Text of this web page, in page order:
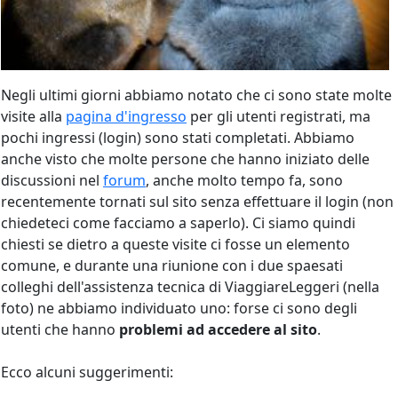
Negli ultimi giorni abbiamo notato che ci sono state molte
visite alla pagina d'ingresso per gli utenti registrati, ma
pochi ingressi (login) sono stati completati. Abbiamo
anche visto che molte persone che hanno iniziato delle
discussioni nel forum, anche molto tempo fa, sono
recentemente tornati sul sito senza effettuare il login (non
chiedeteci come facciamo a saperlo). Ci siamo quindi
chiesti se dietro a queste visite ci fosse un elemento
comune, e durante una riunione con i due spaesati
colleghi dell'assistenza tecnica di ViaggiareLeggeri (nella
foto) ne abbiamo individuato uno: forse ci sono degli
utenti che hanno problemi ad accedere al sito.
Ecco alcuni suggerimenti: